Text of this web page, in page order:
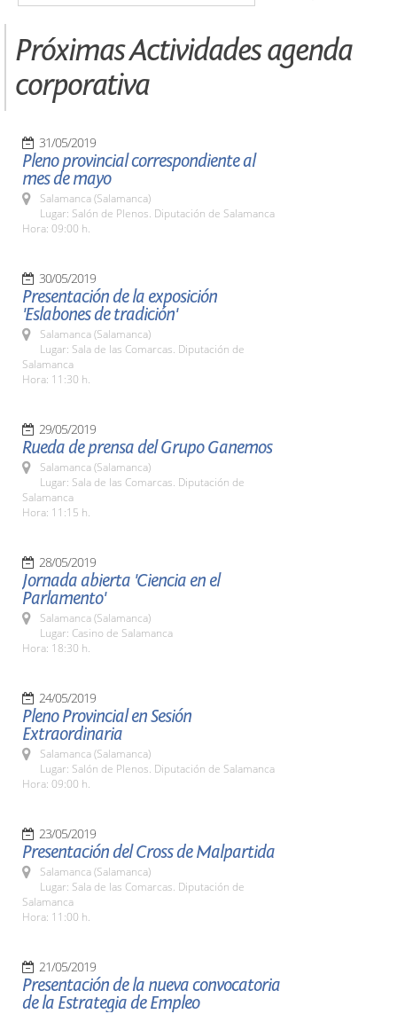
Próximas Actividades agenda
corporativa
31/05/2019
Pleno provincial correspondiente al
mes de mayo
Salamanca (Salamanca)
Lugar: Salón de Plenos. Diputación de Salamanca
Hora: 09:00 h.
30/05/2019
Presentación de la exposición
'Eslabones de tradición'
Salamanca (Salamanca)
Lugar: Sala de las Comarcas. Diputación de
Salamanca
Hora: 11:30 h.
29/05/2019
Rueda de prensa del Grupo Ganemos
Salamanca (Salamanca)
Lugar: Sala de las Comarcas. Diputación de
Salamanca
Hora: 11:15 h.
28/05/2019
Jornada abierta 'Ciencia en el
Parlamento'
Salamanca (Salamanca)
Lugar: Casino de Salamanca
Hora: 18:30 h.
24/05/2019
Pleno Provincial en Sesión
Extraordinaria
Salamanca (Salamanca)
Lugar: Salón de Plenos. Diputación de Salamanca
Hora: 09:00 h.
23/05/2019
Presentación del Cross de Malpartida
Salamanca (Salamanca)
Lugar: Sala de las Comarcas. Diputación de
Salamanca
Hora: 11:00 h.
21/05/2019
Presentación de la nueva convocatoria
de la Estrategia de Empleo